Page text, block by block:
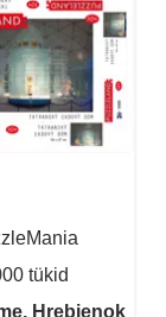
tükid
Hrebienok